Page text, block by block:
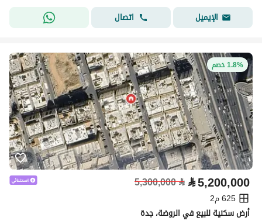
الإيميل
اتصال
1.8% خصم
⃁5,200,000
⃁
5,300,000
625 م2
أرض سكنية للبيع في الروضة، جدة